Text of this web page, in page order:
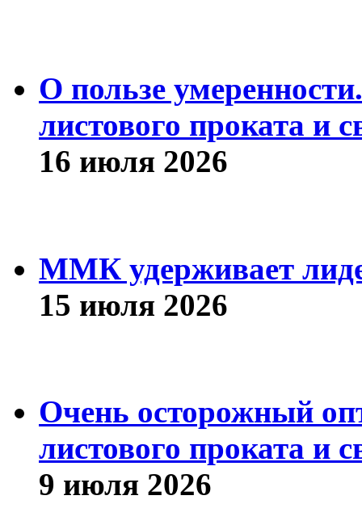
О пользе
листового проката и
16 июля 2026
ММК удерживает
15 июля 2026
Очень осторожный
листового проката и
9 июля 2026